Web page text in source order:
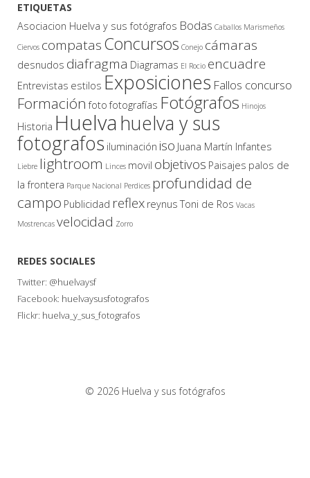
ETIQUETAS
Asociacion Huelva y sus fotógrafos Bodas Caballos Marismeños
Ciervos compatasConcursos Conejo cámaras
desnudos diafragma Diagramas El Rocio encuadre
Entrevistas estilos Exposiciones Fallos concurso
Formación foto fotografías Fotógrafos Hinojos
Historia Huelvahuelva y sus
fotografos iluminación iso Juana Martín Infantes
Liebre lightroom Linces movil objetivos Paisajes palos de
la frontera Parque Nacional Perdices profundidad de
campo Publicidad reflex reynus Toni de Ros Vacas
Mostrencas velocidad Zorro
REDES SOCIALES
Twitter: @huelvaysf
Facebook: huelvaysusfotografos
Flickr: huelva_y_sus_fotografos
© 2026 Huelva y sus fotógrafos